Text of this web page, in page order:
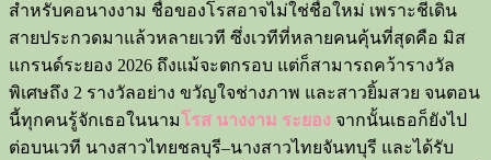
สำหรับคอนางงาม ชื่อของโรสอาจไม่ใช่ชื่อใหม่ เพราะชีเดิน
สายประกวดมาแล้วหลายเวที ซึ่งเวทีที่หลายคนคุ้นที่สุดคือ มิส
แกรนด์ระยอง 2026 ถึงแม้จะตกรอบ แต่ก็สามารถคว้ารางวัล
พิเศษถึง 2 รางวัลอย่าง ขวัญใจช่างภาพ และสาวยิ้มสวย จนตอน
นี้ทุกคนรู้จักเธอในนามโรส นางงาม ระยอง จากนั้นเธอก็ยังไป
ต่อบนเวที นางสาวไทยชลบุรี–นางสาวไทยจันทบุรี และได้รับ